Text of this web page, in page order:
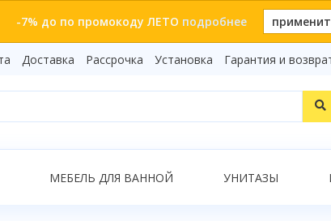
-7% до по промокоду ЛЕТО подробнее
Доставка Рассрочка Установка Гарантия и
Показать все результаты
МЕБЕЛЬ ДЛЯ ВАННОЙ УНИТАЗЫ